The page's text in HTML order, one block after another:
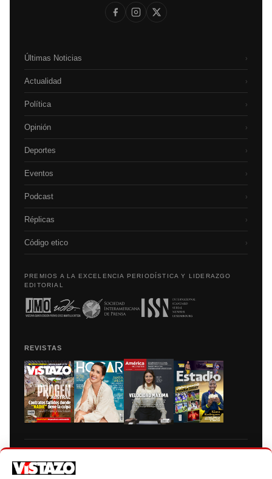
Últimas Noticias ›
Actualidad ›
Política ›
Opinión ›
Deportes ›
Eventos ›
Podcast ›
Réplicas ›
Código etico ›
PREMIOS A LA EXCELENCIA PERIODÍSTICA Y LIDERAZGO
EDITORIAL
REVISTAS
autorización escrita de su titular, de todos los contenidos de Vistazo.com.